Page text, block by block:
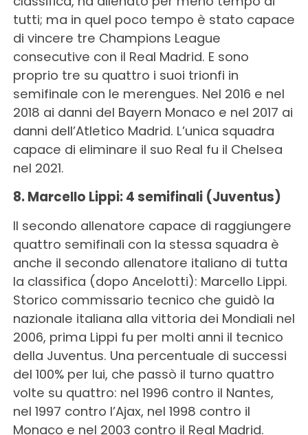
tutti; ma in quel poco tempo è stato capace
di vincere tre Champions League
consecutive con il Real Madrid. E sono
proprio tre su quattro i suoi trionfi in
semifinale con le merengues. Nel 2016 e nel
2018 ai danni del Bayern Monaco e nel 2017 ai
danni dell’Atletico Madrid. L’unica squadra
capace di eliminare il suo Real fu il Chelsea
nel 2021.
8. Marcello Lippi: 4 semifinali (Juventus)
Il secondo allenatore capace di raggiungere
quattro semifinali con la stessa squadra è
anche il secondo allenatore italiano di tutta
la classifica (dopo Ancelotti): Marcello Lippi.
Storico commissario tecnico che guidò la
nazionale italiana alla vittoria dei Mondiali nel
2006, prima Lippi fu per molti anni il tecnico
della Juventus. Una percentuale di successi
del 100% per lui, che passò il turno quattro
volte su quattro: nel 1996 contro il Nantes,
nel 1997 contro l’Ajax, nel 1998 contro il
Monaco e nel 2003 contro il Real Madrid.